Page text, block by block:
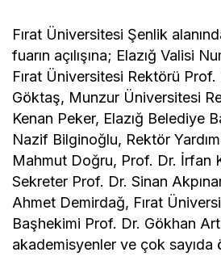
Fırat Üniversitesi Şenlik
fuarın açılışına; Elazığ Valisi
Fırat Üniversitesi Rektörü
Göktaş, Munzur Üniversitesi
Kenan Peker, Elazığ Belediye
Nazif Bilginoğlu, Rektör
Mahmut Doğru, Prof. Dr. İrfan
Sekreter Prof. Dr. Sinan
Ahmet Demirdağ, Fırat
Başhekimi Prof. Dr. Gökhan
akademisyenler ve çok sayıda